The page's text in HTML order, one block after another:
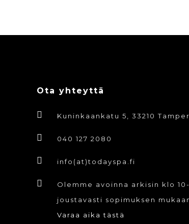
Ota yhteyttä
Kuninkaankatu 5, 33210
040 127 2080
info(at)todayspa.fi
Olemme avoinna arkisin klo
joustavasti sopimuksen
Varaa aika tästä